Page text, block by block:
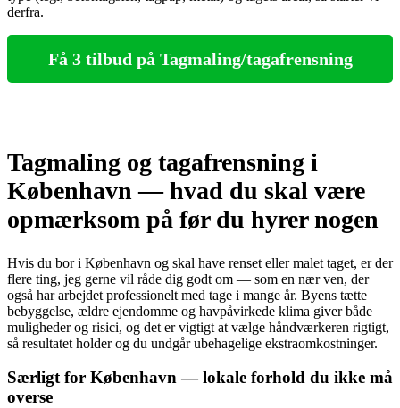
derfra.
Få 3 tilbud på Tagmaling/tagafrensning
Tagmaling og tagafrensning i
København — hvad du skal være
opmærksom på før du hyrer nogen
Hvis du bor i København og skal have renset eller malet taget, er der
flere ting, jeg gerne vil råde dig godt om — som en nær ven, der
også har arbejdet professionelt med tage i mange år. Byens tætte
bebyggelse, ældre ejendomme og havpåvirkede klima giver både
muligheder og risici, og det er vigtigt at vælge håndværkeren rigtigt,
så resultatet holder og du undgår ubehagelige ekstraomkostninger.
Særligt for København — lokale forhold du ikke må
overse